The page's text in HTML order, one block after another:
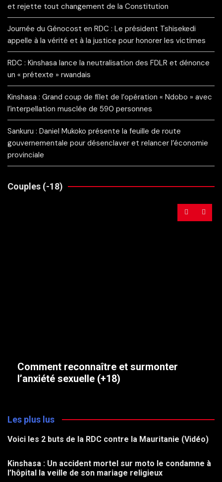
et rejette tout changement de la Constitution
Journée du Génocost en RDC : Le président Tshisekedi
appelle à la vérité et à la justice pour honorer les victimes
RDC : Kinshasa lance la neutralisation des FDLR et dénonce
un « prétexte » rwandais
Kinshasa : Grand coup de filet de l’opération « Ndobo » avec
l’interpellation musclée de 590 personnes
Sankuru : Daniel Mukoko présente la feuille de route
gouvernementale pour désenclaver et relancer l’économie
provinciale
Couples (-18)
Comment reconnaître et surmonter
l’anxiété sexuelle (+18)
Les plus lus
Voici les 2 buts de la RDC contre la Mauritanie (Vidéo)
Kinshasa : Un accident mortel sur moto le condamne à
l’hôpital la veille de son mariage religieux